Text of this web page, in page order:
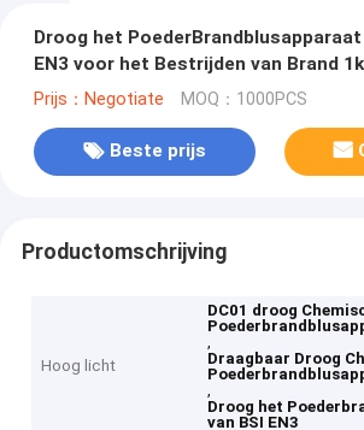
Droog het PoederBrandblusapparaat
EN3 voor het Bestrijden van Brand
Prijs：Negotiate MOQ：1000PCS
Beste prijs
Productomschrijving
Hoog licht
DC01 droog
,
Draagbaar Droog
,
Droog het
van BSI EN3